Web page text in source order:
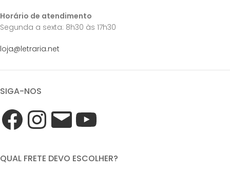
Horário de atendimento
Segunda a sexta: 8h30 às 17h30
loja@letraria.net
SIGA-NOS
QUAL FRETE DEVO ESCOLHER?